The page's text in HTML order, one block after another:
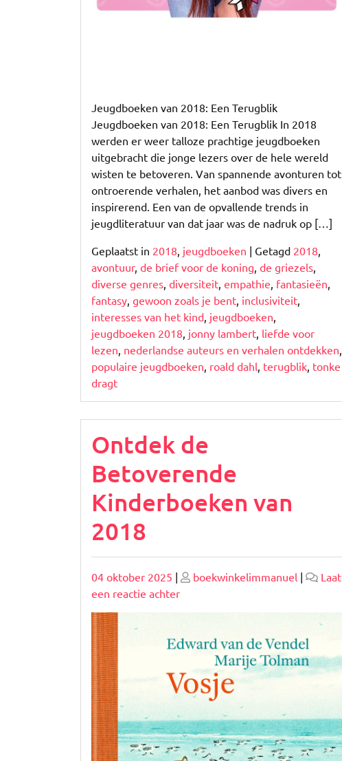
Jeugdboeken van 2018: Een Terugblik
Jeugdboeken van 2018: Een Terugblik In 2018
werden er weer talloze prachtige jeugdboeken
uitgebracht die jonge lezers over de hele wereld
wisten te betoveren. Van spannende avonturen tot
ontroerende verhalen, het aanbod was divers en
inspirerend. Een van de opvallende trends in
jeugdliteratuur van dat jaar was de nadruk op […]
Geplaatst in 2018 jeugdboeken | Getagd 2018
avontuur, de brief voor de koning de griezels
diverse genres diversiteit empathie fantasieën
fantasy gewoon zoals je bent inclusiviteit
interesses van het kind jeugdboeken
jeugdboeken 2018 jonny lambert liefde voor
lezen nederlandse auteurs en verhalen ontdekken
populaire jeugdboeken roald dahl terugblik tonke
dragt
Ontdek de
Betoverende
Kinderboeken van
2018
Geplaatst
op
04 oktober 2025 | Geplaatst
boekwinkelimmanuel |
Laat
een reactie achterop
Betoverende
Kinderboeken
van
2018